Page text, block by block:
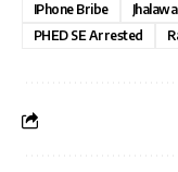
IPhone Bribe
PHED SE Arrested